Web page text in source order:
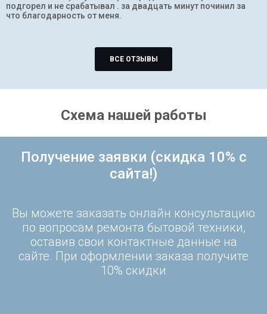
подгорел и не срабатывал . за двадцать минут починил за
что благодарность от меня.
ВСЕ ОТЗЫВЫ
Схема нашей работы
Получение заявки (скидка 10% с
сайта!)
Вы можете заказать онлайн консультацию
по вопросам ремонта бытовой техники,
оставив свои контактные данные на
сайте. При оформлении заказа получите
10% скидки